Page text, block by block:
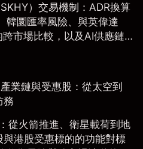
）交易機制：ADR換算
韓圜匯率風險、與英偉達
跨市場比較，以及AI供應鏈
資者參考。
業鏈與受惠股：從太空到
務
從火箭推進、衛星載荷到地
港股受惠標的的功能對標